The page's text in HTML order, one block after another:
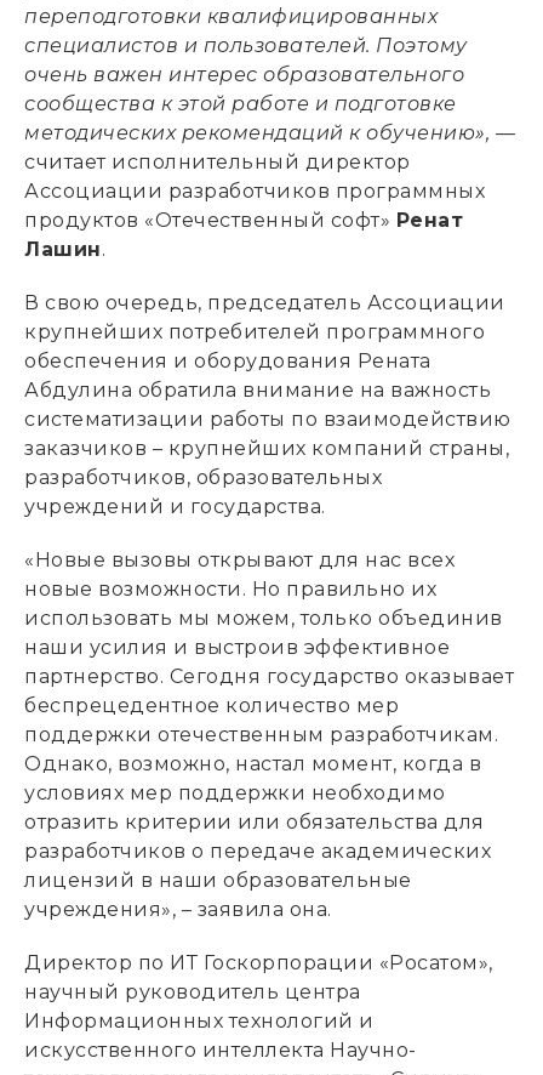
переподготовки квалифицированных
специалистов и пользователей. Поэтому
очень важен интерес образовательного
сообщества к этой работе и подготовке
методических рекомендаций к обучению», —
считает исполнительный директор
Ассоциации разработчиков программных
продуктов «Отечественный софт» Ренат
Лашин.
В свою очередь, председатель Ассоциации
крупнейших потребителей программного
обеспечения и оборудования Рената
Абдулина обратила внимание на важность
систематизации работы по взаимодействию
заказчиков – крупнейших компаний страны,
разработчиков, образовательных
учреждений и государства.
«Новые вызовы открывают для нас всех
новые возможности. Но правильно их
использовать мы можем, только объединив
наши усилия и выстроив эффективное
партнерство. Сегодня государство оказывает
беспрецедентное количество мер
поддержки отечественным разработчикам.
Однако, возможно, настал момент, когда в
условиях мер поддержки необходимо
отразить критерии или обязательства для
разработчиков о передаче академических
лицензий в наши образовательные
учреждения», – заявила она.
Директор по ИТ Госкорпорации «Росатом»,
научный руководитель центра
Информационных технологий и
искусственного интеллекта Научно-